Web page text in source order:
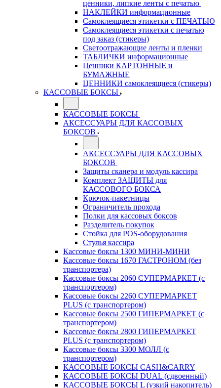
ценники, липкие ленты с печатью
НАКЛЕЙКИ информационные
Самоклеящиеся этикетки с ПЕЧАТЬЮ
Самоклеящиеся этикетки с печатью
под заказ (стикеры)
Светоотражающие ленты и пленки
ТАБЛИЧКИ информационные
Ценники КАРТОННЫЕ и
БУМАЖНЫЕ
ЦЕННИКИ самоклеящиеся (стикеры)
КАССОВЫЕ БОКСЫ
КАССОВЫЕ БОКСЫ
АКСЕССУАРЫ ДЛЯ КАССОВЫХ
БОКСОВ
АКСЕССУАРЫ ДЛЯ КАССОВЫХ
БОКСОВ
Защиты сканера и модуль кассира
Комплект ЗАЩИТЫ для
КАССОВОГО БОКСА
Крючок-пакетницы
Ограничитель прохода
Полки для кассовых боксов
Разделитель покупок
Стойка для POS-оборудования
Стулья кассира
Кассовые боксы 1300 МИНИ-МИНИ
Кассовые боксы 1670 ГАСТРОНОМ (без
транспортера)
Кассовые боксы 2060 СУПЕРМАРКЕТ (с
транспортером)
Кассовые боксы 2260 СУПЕРМАРКЕТ
PLUS (с транспортером)
Кассовые боксы 2500 ГИПЕРМАРКЕТ (с
транспортером)
Кассовые боксы 2800 ГИПЕРМАРКЕТ
PLUS (с транспортером)
Кассовые боксы 3300 МОЛЛ (с
транспортером)
КАССОВЫЕ БОКСЫ CASH&CARRY
КАССОВЫЕ БОКСЫ DUAL (сдвоенный)
КАССОВЫЕ БОКСЫ L (узкий накопитель)